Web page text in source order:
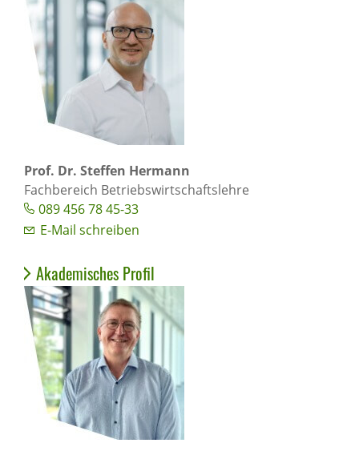
Prof. Dr. Steffen Hermann
Fachbereich Betriebswirtschaftslehre
089 456 78 45-33
E-Mail schreiben
Akademisches Profil